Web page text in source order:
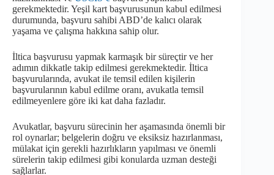
gerekmektedir. Yeşil kart başvurusunun kabul edilmesi
durumunda, başvuru sahibi ABD’de kalıcı olarak
yaşama ve çalışma hakkına sahip olur.
İltica başvurusu yapmak karmaşık bir süreçtir ve her
adımın dikkatle takip edilmesi gerekmektedir. İltica
başvurularında, avukat ile temsil edilen kişilerin
başvurularının kabul edilme oranı, avukatla temsil
edilmeyenlere göre iki kat daha fazladır.
Avukatlar, başvuru sürecinin her aşamasında önemli bir
rol oynarlar; belgelerin doğru ve eksiksiz hazırlanması,
mülakat için gerekli hazırlıkların yapılması ve önemli
sürelerin takip edilmesi gibi konularda uzman desteği
sağlarlar.